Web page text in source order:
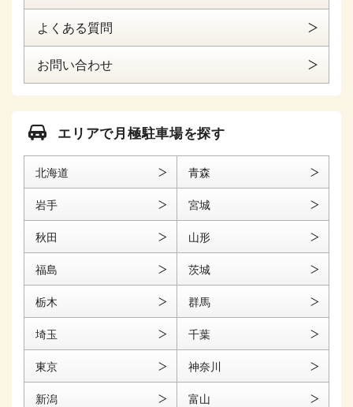
よくある質問
お問い合わせ
エリアで月極駐車場を探す
北海道 青森
岩手 宮城
秋田 山形
福島 茨城
栃木 群馬
埼玉 千葉
東京 神奈川
新潟 富山